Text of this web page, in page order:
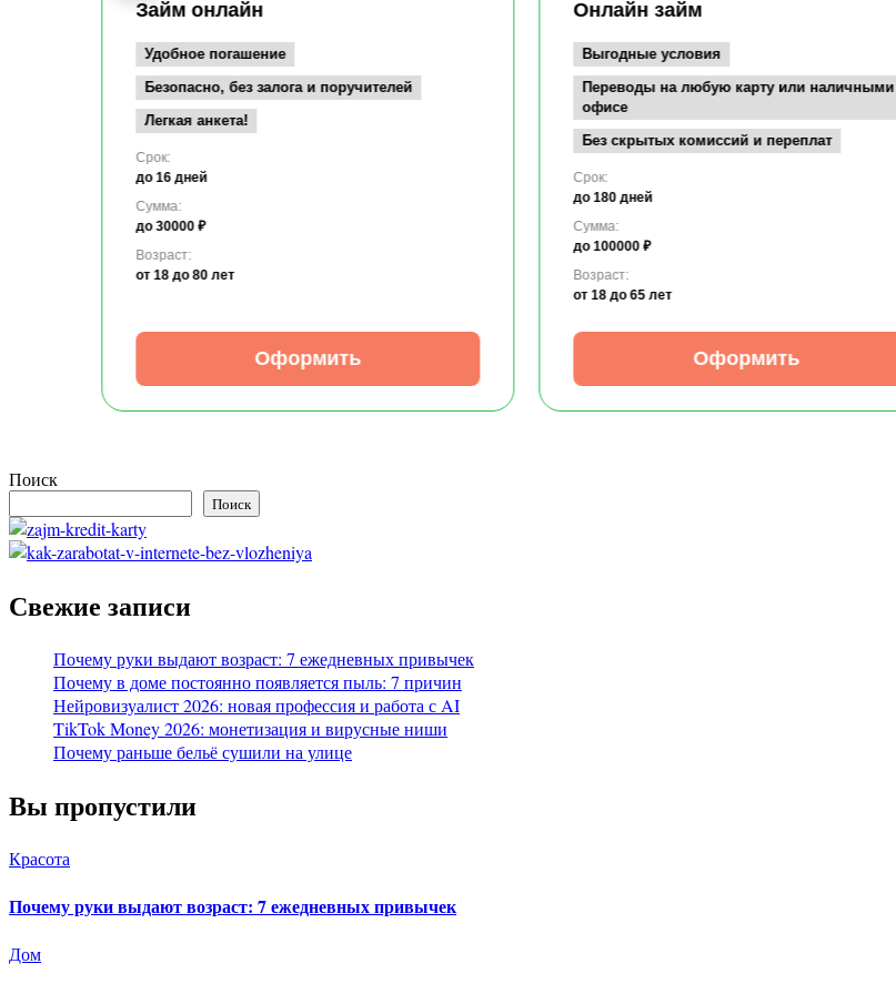
Займ онлайн
Удобное погашение
Безопасно, без залога и поручителей
Легкая анкета!
Срок:
до 16 дней
Сумма:
до 30000 ₽
Возраст:
от 18 до 80 лет
Оформить
Онлайн займ
Выгодные условия
Переводы на любую карту или
офисе
Без скрытых комиссий и переплат
Срок:
до 180 дней
Сумма:
до 100000 ₽
Возраст:
от 18 до 65 лет
Оформить
Поиск
Поиск
Свежие записи
Почему руки выдают возраст: 7 ежедневных привычек
Почему в доме постоянно появляется пыль: 7 причин
Нейровизуалист 2026: новая профессия и работа с AI
TikTok Money 2026: монетизация и вирусные ниши
Почему раньше бельё сушили на улице
Вы пропустили
Красота
Почему руки выдают возраст: 7 ежедневных привычек
Дом